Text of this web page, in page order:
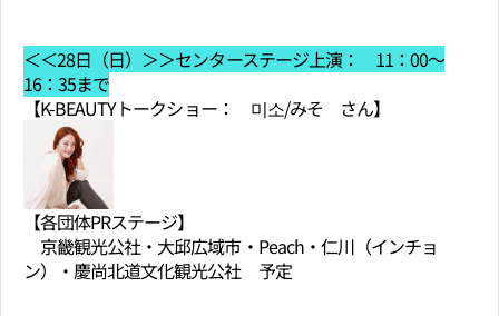
＜＜28日（日）＞＞センターステージ上演： 11：00～
16：35まで
【K-BEAUTYトークショー： 미소/みそ さん】
【各団体PRステージ】
京畿観光公社・大邱広域市・Peach・仁川（インチョ
ン）・慶尚北道文化観光公社 予定